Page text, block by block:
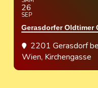
26
SEP
Gerasdorfer Oldtimer
2201 Gerasdorf
Wien, Kirchengasse